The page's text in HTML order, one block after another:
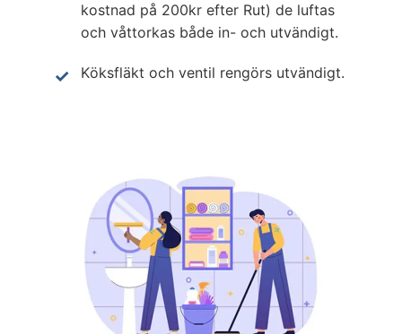
kostnad på 200kr efter Rut) de luftas
och våttorkas både in- och utvändigt.
Köksfläkt och ventil rengörs utvändigt.